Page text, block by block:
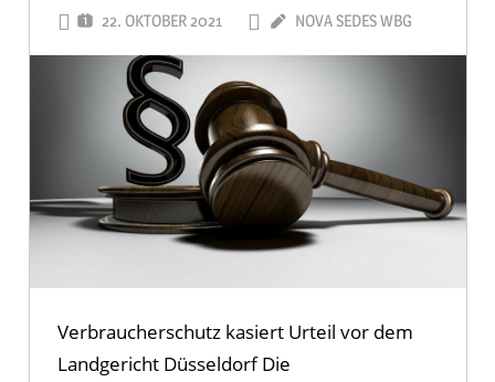
22. OKTOBER 2021 NOVA SEDES WBG
Verbraucherschutz kasiert Urteil vor dem
Landgericht Düsseldorf Die